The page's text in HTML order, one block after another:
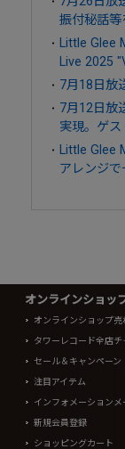
振付秘話等
Little Glee
Live 2025
7月18日放
7月12日放
実現。ゲ
Little Glee
アレンジで
オンラインショッ
オンラインショップ
タワーレコード全店チ
セール＆キャンペーン
注目アイテム
インフォメーションメ
新規会員登録
ショッピングカート